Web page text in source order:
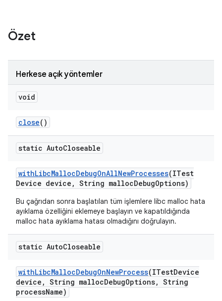
Özet
Herkese açık yöntemler
void
close()
static AutoCloseable
withLibcMallocDebugOnAllNewProcesses(ITest
Device device , String mallocDebugOptions)
Bu çağrıdan sonra başlatılan tüm işlemlere libc malloc hata
ayıklama özelliğini eklemeye başlayın ve kapatıldığında
malloc hata ayıklama hatası olmadığını doğrulayın.
static AutoCloseable
withLibcMallocDebugOnNewProcess(ITestDevice
device , String mallocDebugOptions, String
processName)